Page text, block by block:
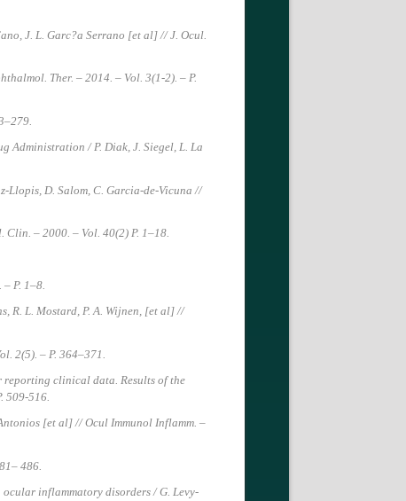
J. L. Garc?a Serrano [et al] // J. Ocul.
Ther. – 2014. – Vol. 3(1-2). – P.
Administration / P. Diak, J. Siegel, L. La
Llopis, D. Salom, C. Garcia-de-Vicuna //
Clin. – 2000. – Vol. 40(2) P. 1–18.
P. 1–8.
R. L. Mostard, P. A. Wijnen, [et al] //
2(5). – P. 364–371.
reporting clinical data. Results of the
509-516.
[et al] // Ocul Immunol Inflamm. –
486.
inflammatory disorders / G. Levy-